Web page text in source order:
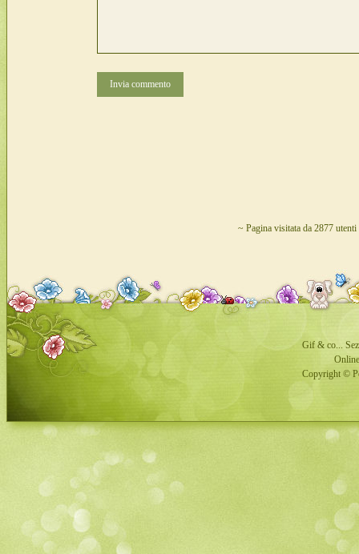
Invia commento
~ Pagina visitata da 2877 utenti
Gif & co...
Copyright ©